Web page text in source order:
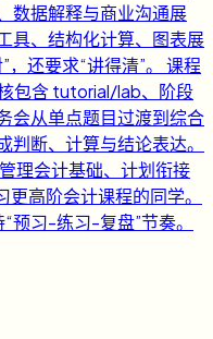
数据解释与商业沟通展
具、结构化计算、图表展
还要求“讲得清”。 课程
包含 tutorial/lab、阶段
会从单点题目过渡到综合
断、计算与结论表达。
理会计基础、计划衔接
高阶会计课程的同学。
预习-练习-复盘”节奏。